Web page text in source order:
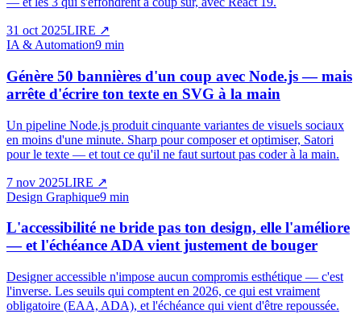
31 oct 2025LIRE ↗
IA & Automation9 min
Génère 50 bannières d'un coup avec Node.js — mais
arrête d'écrire ton texte en SVG à la main
Un pipeline Node.js produit cinquante variantes de visuels sociaux
en moins d'une minute. Sharp pour composer et optimiser, Satori
pour le texte — et tout ce qu'il ne faut surtout pas coder à la main.
7 nov 2025LIRE ↗
Design Graphique9 min
L'accessibilité ne bride pas ton design, elle l'améliore
— et l'échéance ADA vient justement de bouger
Designer accessible n'impose aucun compromis esthétique — c'est
l'inverse. Les seuils qui comptent en 2026, ce qui est vraiment
obligatoire (EAA, ADA), et l'échéance qui vient d'être repoussée.